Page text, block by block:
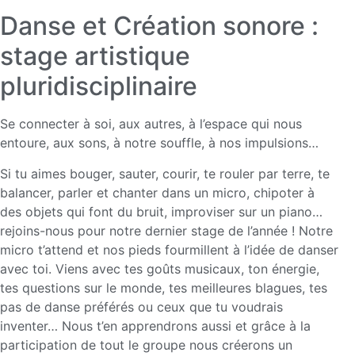
Danse et Création sonore :
stage artistique
pluridisciplinaire
Se connecter à soi, aux autres, à l’espace qui nous
entoure, aux sons, à notre souffle, à nos impulsions…
Si tu aimes bouger, sauter, courir, te rouler par terre, te
balancer, parler et chanter dans un micro, chipoter à
des objets qui font du bruit, improviser sur un piano…
rejoins-nous pour notre dernier stage de l’année ! Notre
micro t’attend et nos pieds fourmillent à l’idée de danser
avec toi. Viens avec tes goûts musicaux, ton énergie,
tes questions sur le monde, tes meilleures blagues, tes
pas de danse préférés ou ceux que tu voudrais
inventer… Nous t’en apprendrons aussi et grâce à la
participation de tout le groupe nous créerons un